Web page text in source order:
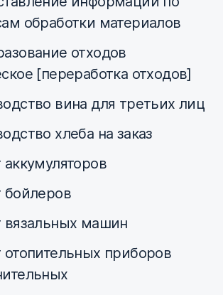
обработки материалов
отходов
[переработка отходов]
вина для третьих лиц
хлеба на заказ
аккумуляторов
бойлеров
вязальных машин
отопительных приборов